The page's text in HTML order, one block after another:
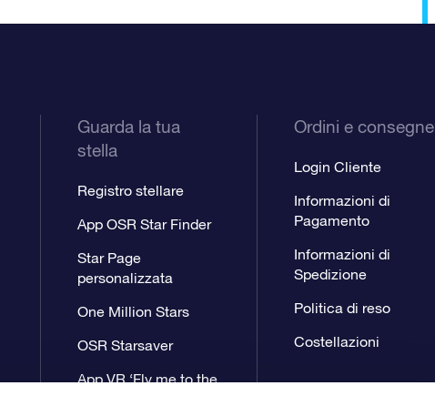
Guarda la tua
stella
Registro stellare
App OSR Star Finder
Star Page
personalizzata
One Million Stars
OSR Starsaver
App VR ‘Fly me to the
Ordini e consegne
Login Cliente
Informazioni di
Pagamento
Informazioni di
Spedizione
Politica di reso
Costellazioni